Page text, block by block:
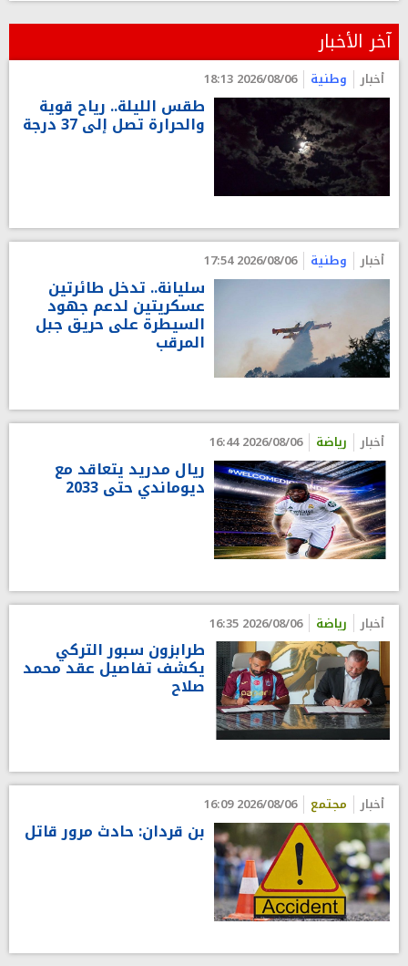
آخر الأخبار
أخبار وطنية 2026/08/06 18:13
طقس الليلة.. رياح قوية
والحرارة تصل إلى 37 درجة
أخبار وطنية 2026/08/06 17:54
سليانة.. تدخل طائرتين
عسكريتين لدعم جهود
السيطرة على حريق جبل
المرقب
أخبار رياضة 2026/08/06 16:44
ريال مدريد يتعاقد مع
ديوماندي حتى 2033
أخبار رياضة 2026/08/06 16:35
طرابزون سبور التركي
يكشف تفاصيل عقد محمد
صلاح
أخبار مجتمع 2026/08/06 16:09
بن قردان: حادث مرور قاتل